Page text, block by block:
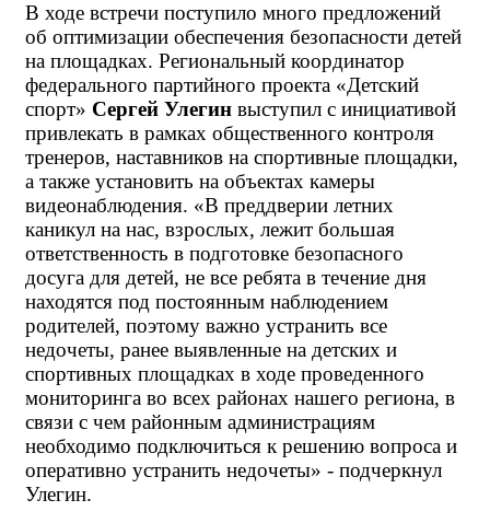
В ходе встречи поступило много предложений
об оптимизации обеспечения безопасности детей
на площадках. Региональный координатор
федерального партийного проекта «Детский
спорт» Сергей Улегин выступил с инициативой
привлекать в рамках общественного контроля
тренеров, наставников на спортивные площадки,
а также установить на объектах камеры
видеонаблюдения. «В преддверии летних
каникул на нас, взрослых, лежит большая
ответственность в подготовке безопасного
досуга для детей, не все ребята в течение дня
находятся под постоянным наблюдением
родителей, поэтому важно устранить все
недочеты, ранее выявленные на детских и
спортивных площадках в ходе проведенного
мониторинга во всех районах нашего региона, в
связи с чем районным администрациям
необходимо подключиться к решению вопроса и
оперативно устранить недочеты» - подчеркнул
Улегин.